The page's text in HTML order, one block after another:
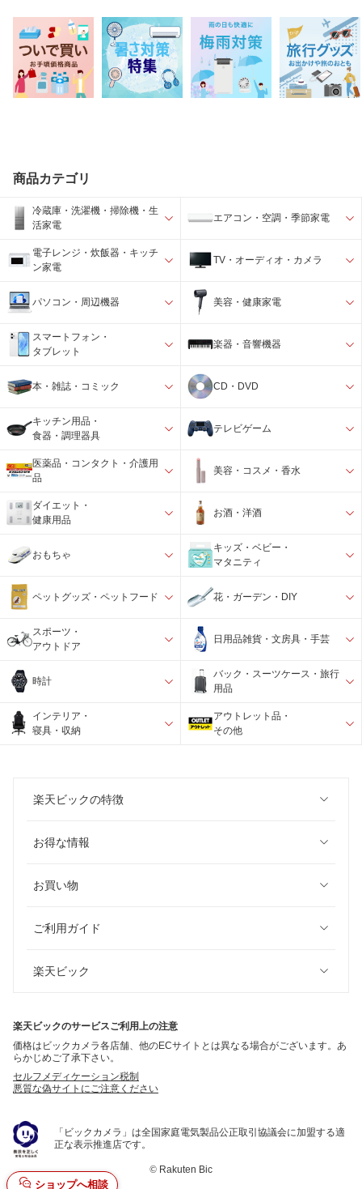
ショップへ相談
商品カテゴリ
冷蔵庫・洗濯機・掃除機・生
活家電
エアコン・空調・季節家電
電子レンジ・炊飯器・キッチ
ン家電
TV・オーディオ・カメラ
パソコン・周辺機器 美容・健康家電
スマートフォン・
タブレット
楽器・音響機器
本・雑誌・コミック CD・DVD
キッチン用品・
食器・調理器具
テレビゲーム
医薬品・コンタクト・介護用
品
美容・コスメ・香水
ダイエット・
健康用品
お酒・洋酒
おもちゃ
キッズ・ベビー・
マタニティ
ペットグッズ・ペットフード 花・ガーデン・DIY
スポーツ・
アウトドア
日用品雑貨・文房具・手芸
時計
バック・スーツケース・旅行
用品
インテリア・
寝具・収納
アウトレット品・
その他
楽天ビックの特徴
お得な情報
お買い物
ご利用ガイド
楽天ビック
楽天ビックのサービスご利用上の注意
価格はビックカメラ各店舗、他のECサイトとは異なる場合がございます。あ
らかじめご了承下さい。
セルフメディケーション税制
悪質な偽サイトにご注意ください
「ビックカメラ」は全国家庭電気製品公正取引協議会に加盟する適
正な表示推進店です。
© Rakuten Bic